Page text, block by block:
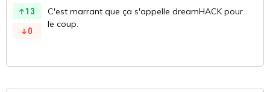
13
0
C'est marrant que ça s'appelle dreamHACK pour
le coup.